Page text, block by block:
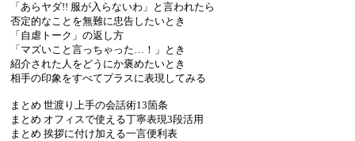
「あらヤダ!! 服が入らないわ」と言われたら
否定的なことを無難に忠告したいとき
「自虐トーク」の返し方
「マズいこと言っちゃった…！」とき
紹介された人をどうにか褒めたいとき
相手の印象をすべてプラスに表現してみる
まとめ 世渡り上手の会話術13箇条
まとめ オフィスで使える丁寧表現3段活用
まとめ 挨拶に付け加える一言便利表